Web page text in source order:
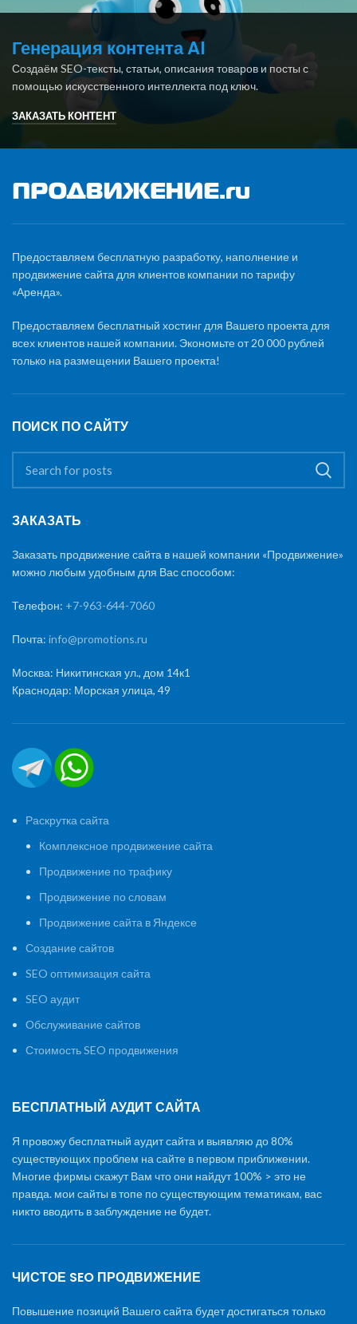
Генерация контента AI
Создаём SEO-тексты, статьи, описания товаров и посты с
помощью искусственного интеллекта под ключ.
ЗАКАЗАТЬ КОНТЕНТ
Предоставляем бесплатную разработку, наполнение и
продвижение сайта для клиентов компании по тарифу
«Аренда».
Предоставляем бесплатный хостинг для Вашего проекта для
всех клиентов нашей компании. Экономьте от 20 000 рублей
только на размещении Вашего проекта!
ПОИСК ПО САЙТУ
ЗАКАЗАТЬ
Заказать продвижение сайта в нашей компании «Продвижение»
можно любым удобным для Вас способом:
Телефон: +7-963-644-7060
Почта: info@promotions.ru
Москва: Никитинская ул., дом 14к1
Краснодар: Морская улица, 49
Раскрутка сайта
Комплексное продвижение сайта
Продвижение по трафику
Продвижение по словам
Продвижение сайта в Яндексе
Создание сайтов
SEO оптимизация сайта
SEO аудит
Обслуживание сайтов
Стоимость SEO продвижения
БЕСПЛАТНЫЙ АУДИТ САЙТА
Я провожу бесплатный аудит сайта и выявляю до 80%
существующих проблем на сайте в первом приближении.
Многие фирмы скажут Вам что они найдут 100% > это не
правда. мои сайты в топе по существующим тематикам, вас
никто вводить в заблуждение не будет.
ЧИСТОЕ SEO ПРОДВИЖЕНИЕ
Повышение позиций Вашего сайта будет достигаться только